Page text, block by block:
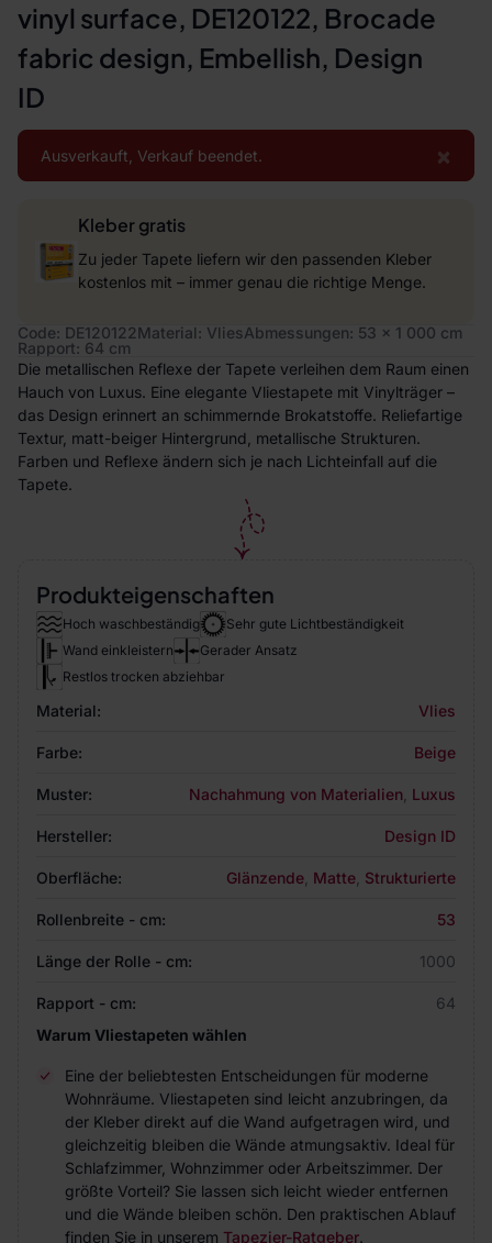
vinyl surface, DE120122, Brocade
fabric design, Embellish, Design
ID
×
Ausverkauft, Verkauf beendet.
Kleber gratis
Zu jeder Tapete liefern wir den passenden Kleber
kostenlos mit – immer genau die richtige Menge.
Code: DE120122Material: VliesAbmessungen: 53 x 1 000 cm
Rapport: 64 cm
Die metallischen Reflexe der Tapete verleihen dem Raum einen
Hauch von Luxus. Eine elegante Vliestapete mit Vinylträger –
das Design erinnert an schimmernde Brokatstoffe. Reliefartige
Textur, matt-beiger Hintergrund, metallische Strukturen.
Farben und Reflexe ändern sich je nach Lichteinfall auf die
Tapete.
Produkteigenschaften
Hoch waschbeständig
Sehr gute Lichtbeständigkeit
Wand einkleistern
Gerader Ansatz
Restlos trocken abziehbar
Material: Vlies
Farbe: Beige
Muster: Nachahmung von Materialien Luxus
Hersteller: Design ID
Oberfläche: Glänzende Matte Strukturierte
Rollenbreite - cm: 53
Länge der Rolle - cm: 1000
Rapport - cm:
64
Warum Vliestapeten wählen
Eine der beliebtesten Entscheidungen für moderne
Wohnräume. Vliestapeten sind leicht anzubringen, da
der Kleber direkt auf die Wand aufgetragen wird, und
gleichzeitig bleiben die Wände atmungsaktiv. Ideal für
Schlafzimmer, Wohnzimmer oder Arbeitszimmer. Der
größte Vorteil? Sie lassen sich leicht wieder entfernen
und die Wände bleiben schön. Den praktischen Ablauf
finden Sie in unserem Tapezier-Ratgeber.